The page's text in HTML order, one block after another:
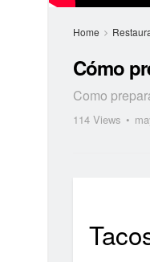
Home
Cómo
Como
114 Views